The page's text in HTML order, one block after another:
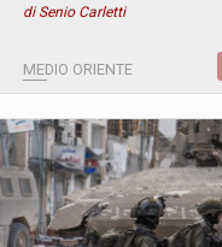
di Senio Carletti
MEDIO ORIENTE